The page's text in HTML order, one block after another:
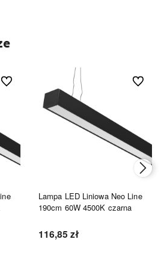
Do ulubionych
Lampa LED Liniowa Neo Line
190cm 60W 4500K czarna
116,85 zł
Do